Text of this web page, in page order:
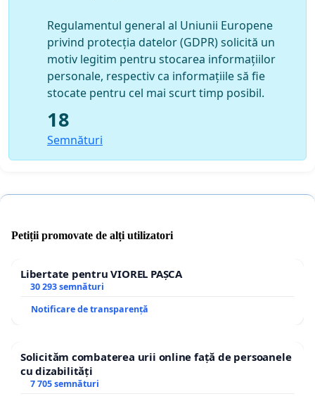
Regulamentul general al Uniunii Europene
privind protecția datelor (GDPR) solicită un
motiv legitim pentru stocarea informațiilor
personale, respectiv ca informațiile să fie
stocate pentru cel mai scurt timp posibil.
18
Semnături
Petiții promovate de alți utilizatori
Libertate pentru VIOREL PAȘCA
30 293 semnături
Notificare de transparență
Solicităm combaterea urii online față de persoanele
cu dizabilități
7 705 semnături